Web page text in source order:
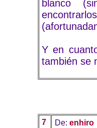
blanco
Y en
también se
7 De: enhiro